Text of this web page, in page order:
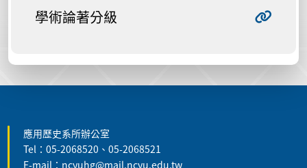
學術論著分級
應用歷史系所辦公室
Tel：05-2068520、05-2068521
E-mail：ncyuhg@mail.ncyu.edu.tw